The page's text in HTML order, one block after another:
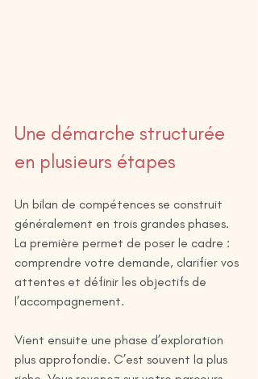
Une démarche structurée
en plusieurs étapes
Un bilan de compétences se construit
généralement en trois grandes phases.
La première permet de poser le cadre :
comprendre votre demande, clarifier vos
attentes et définir les objectifs de
l’accompagnement.
Vient ensuite une phase d’exploration
plus approfondie. C’est souvent la plus